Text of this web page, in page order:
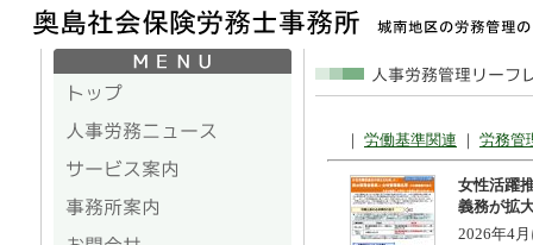
｜ 労働基準関連 ｜ 労務管
女性活躍
義務が拡
2026年4